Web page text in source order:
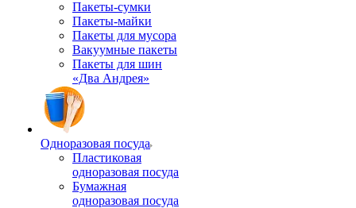
Пакеты-сумки
Пакеты-майки
Пакеты для мусора
Вакуумные пакеты
Пакеты для шин
«Два Андрея»
Одноразовая посуда
Пластиковая
одноразовая посуда
Бумажная
одноразовая посуда